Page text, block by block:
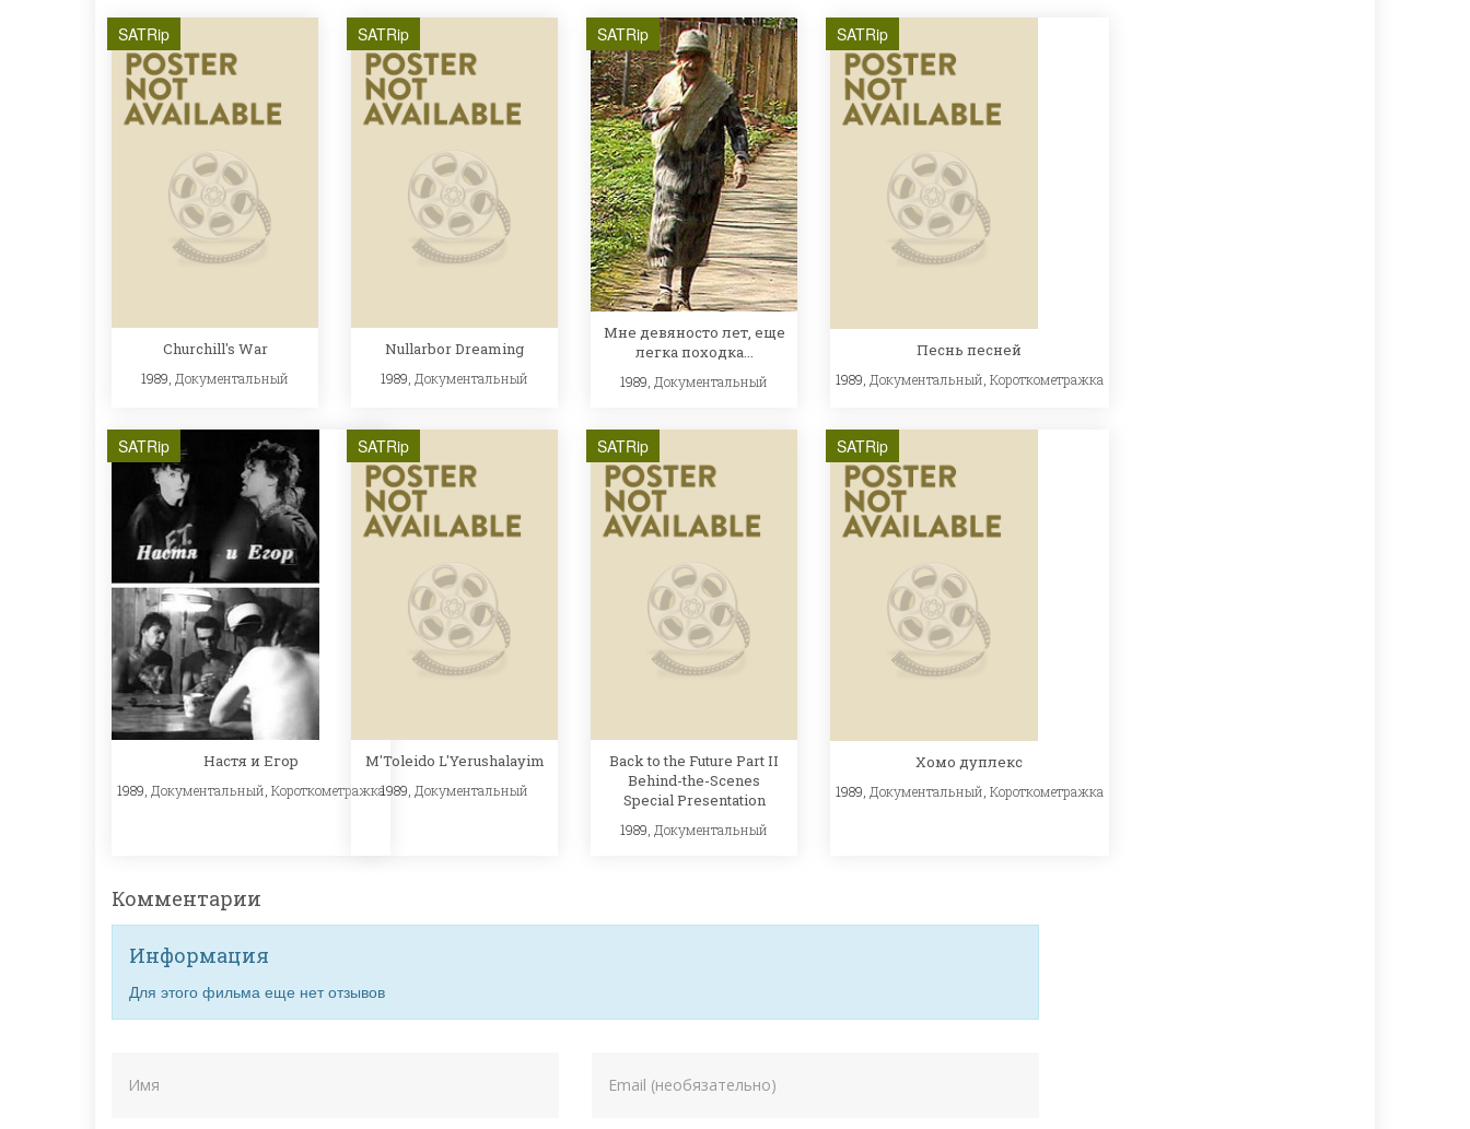
SATRip
Churchill's War
1989, Документальный
SATRip
Nullarbor Dreaming
1989, Документальный
SATRip
Мне девяносто лет, еще
легка походка...
1989, Документальный
SATRip
Песнь песней
1989, Документальный Короткометражка
SATRip
Настя и Егор
1989, Документальный, Короткометражка
SATRip
M'Toleido L'Yerushalayim
1989, Документальный
SATRip
Back to the Future Part II
Behind-the-Scenes
Special Presentation
1989, Документальный
SATRip
Хомо дуплекс
1989, Документальный Короткометражка
Комментарии
Информация
Для этого фильма еще нет отзывов